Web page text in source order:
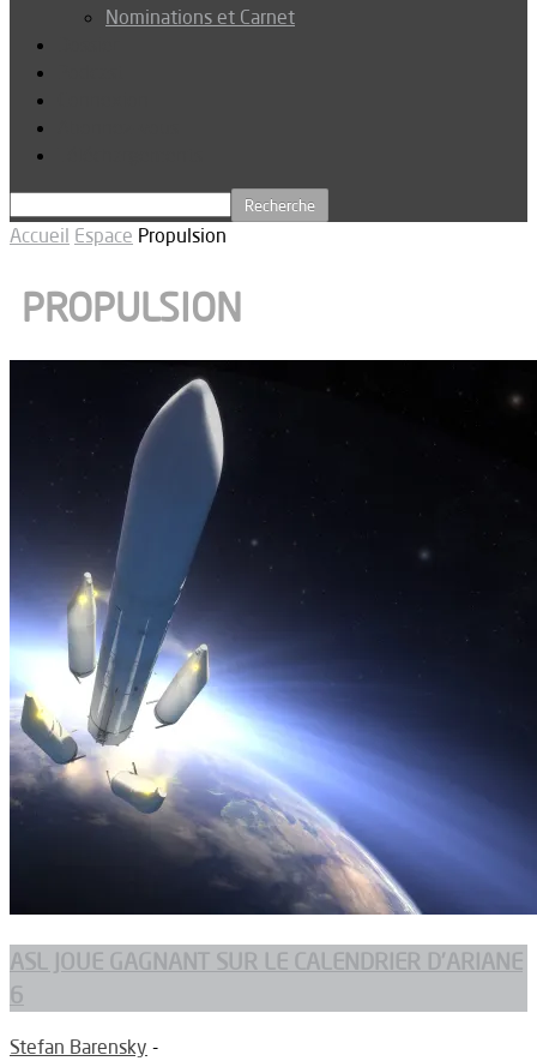
Nominations et Carnet
Accueil Espace Propulsion
PROPULSION
ASL JOUE GAGNANT SUR LE CALENDRIER D’ARIANE
6
Stefan Barensky -